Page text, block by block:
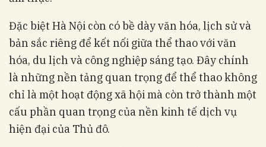
Đặc biệt Hà Nội còn có bề dày văn hóa, lịch sử và
bản sắc riêng để kết nối giữa thể thao với văn
hóa, du lịch và công nghiệp sáng tạo. Đây chính
là những nền tảng quan trọng để thể thao không
chỉ là một hoạt động xã hội mà còn trở thành một
cấu phần quan trọng của nền kinh tế dịch vụ
hiện đại của Thủ đô.